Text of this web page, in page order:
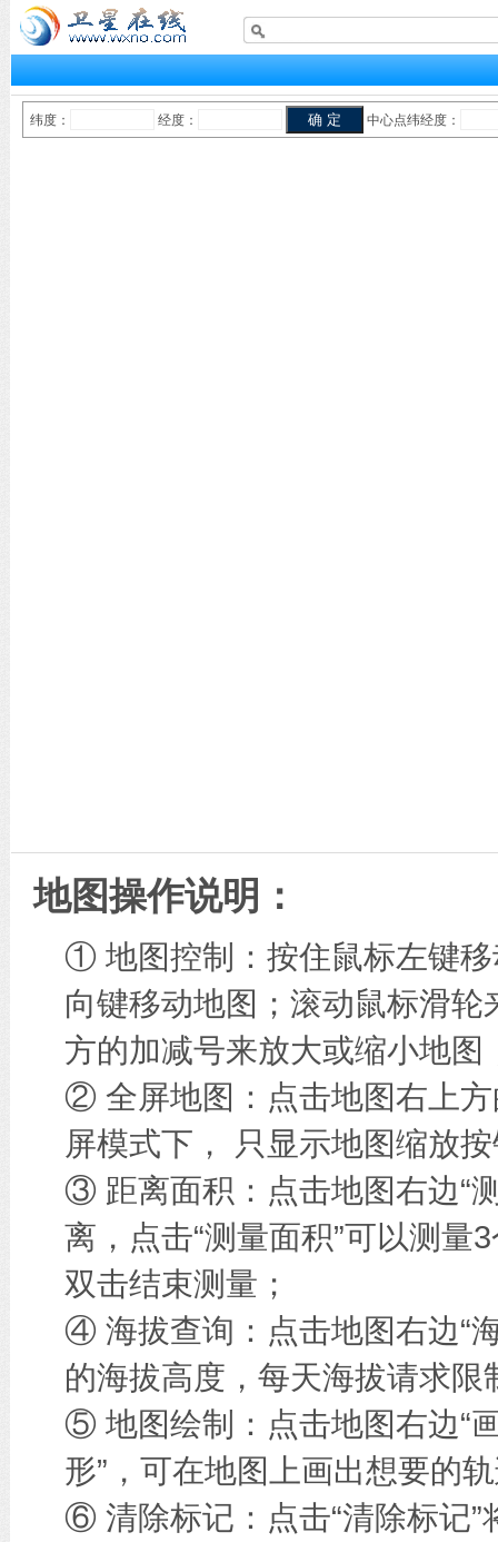
纬度： 经度： 中心点纬经度：
地图操作说明：
① 地图控制：按住鼠标左键
向键移动地图；滚动鼠标滑
方的加减号来放大或缩小地图
② 全屏地图：点击地图右上方
屏模式下， 只显示地图缩放
③ 距离面积：点击地图右边“
离，点击“测量面积”可以测量
双击结束测量；
④ 海拔查询：点击地图右边“
的海拔高度，每天海拔请求
⑤ 地图绘制：点击地图右边“画
形”，可在地图上画出想要的
⑥ 清除标记：点击“清除标记